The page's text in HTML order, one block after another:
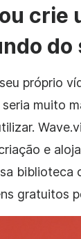
crie
do
próprio
muito
e
biblioteca
gratuitos